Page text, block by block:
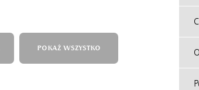
POKAŻ WSZYSTKO